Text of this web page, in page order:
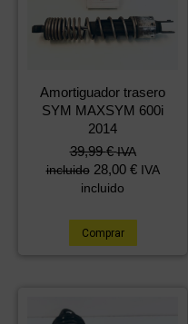
Amortiguador trasero
SYM MAXSYM 600i
2014
39,99€ IVA
incluido 28,00 € IVA
incluido
Comprar